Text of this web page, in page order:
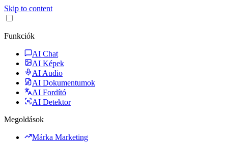
Skip to content
Funkciók
AI Chat
AI Képek
AI Audio
AI Dokumentumok
AI Fordító
AI Detektor
Megoldások
Márka Marketing